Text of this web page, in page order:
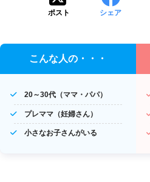
ポスト シェア
こんな人の・・・
20～30代（ママ・パパ）
プレママ（妊婦さん）
小さなお子さんがいる